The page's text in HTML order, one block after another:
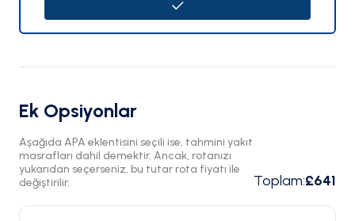
Ek Opsiyonlar
Aşağıda APA eklentisini seçili ise, tahmini yakıt
masrafları dahil demektir. Ancak, rotanızı
yukarıdan seçerseniz, bu tutar rota fiyatı ile
değiştirilir.
Toplam:£641